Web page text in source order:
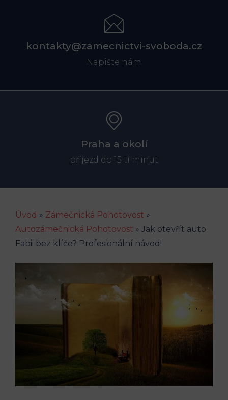
kontakty@zamecnictvi-svoboda.cz
Napište nám
Praha a okolí
příjezd do 15 ti minut
Úvod » Zámečnická Pohotovost »
Autozámečnická Pohotovost » Jak otevřít auto
Fabii bez klíče? Profesionální návod!